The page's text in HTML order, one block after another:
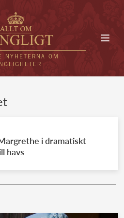
NYHETERNA OM
KUNGAHUS
kungahuset
i dramatiskt
havs